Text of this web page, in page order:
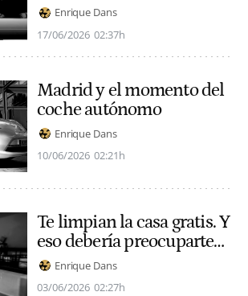
Enrique Dans
17/06/2026 02:37h
Madrid y el momento del
coche autónomo
Enrique Dans
10/06/2026 02:21h
Te limpian la casa gratis. Y
eso debería preocuparte…
Enrique Dans
03/06/2026 02:27h